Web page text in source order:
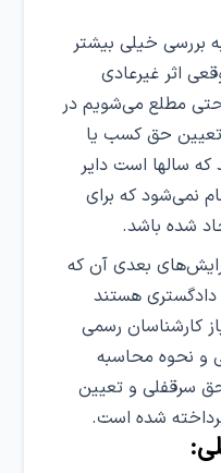
بررسی خیلی بیشتر
اثر غیرعادی
مطلع می‌شویم در
تعیین حق کسب یا
سالها است دایر
نمی‌شود که برای
شده باشد.
بعدی آن که
هستند
کارشناسان رسمی
موارد فنی و نحوه محاسبه
سرقفلی و تعیین
شده است.